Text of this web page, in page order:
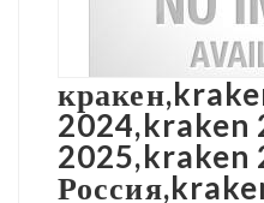
2024,kraken
2025,kraken